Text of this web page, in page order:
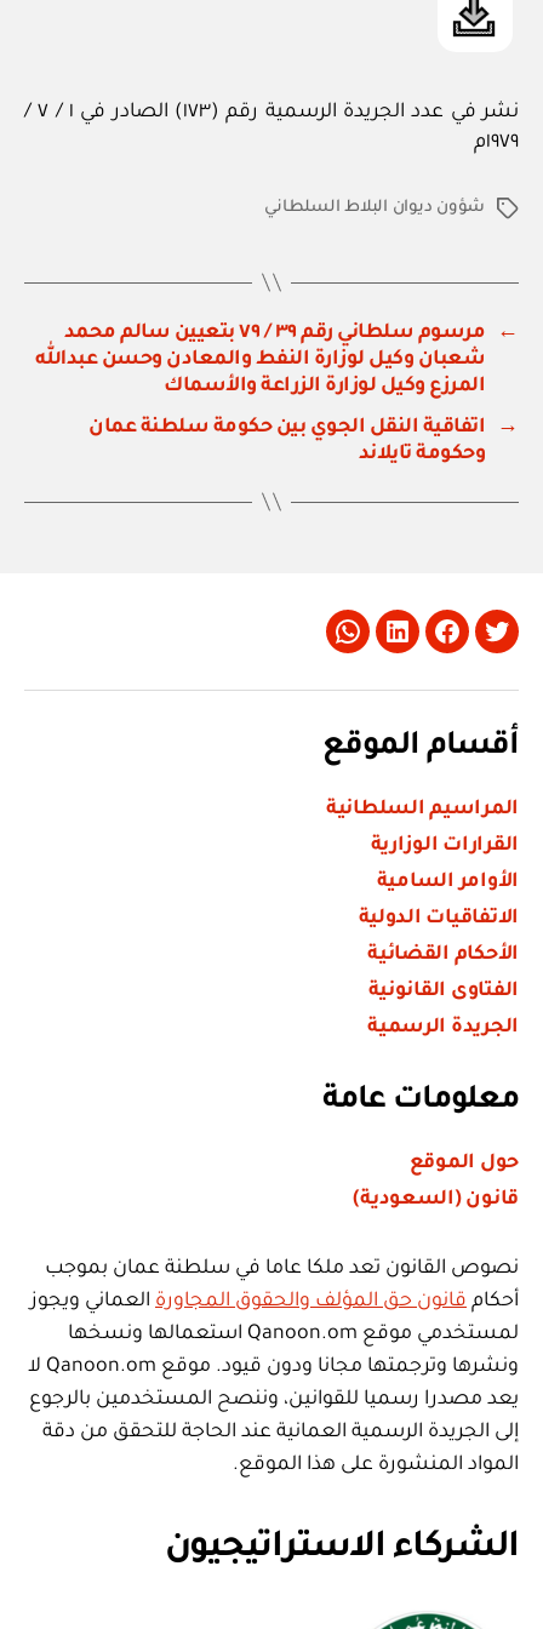
نشر في عدد الجريدة الرسمية رقم (١٧٣) الصادر في ١ / ٧ /
١٩٧٩م
الوسومشؤون ديوان البلاط السلطاني
←
مرسوم سلطاني رقم ٣٩ / ٧٩ بتعيين سالم محمد
شعبان وكيل لوزارة النفط والمعادن وحسن عبدالله
المرزع وكيل لوزارة الزراعة والأسماك
→
اتفاقية النقل الجوي بين حكومة سلطنة عمان
وحكومة تايلاند
Twitter
Facebook
LinkedIn
Whatsapp
أقسام الموقع
المراسيم السلطانية
القرارات الوزارية
الأوامر السامية
الاتفاقيات الدولية
الأحكام القضائية
الفتاوى القانونية
الجريدة الرسمية
معلومات عامة
حول الموقع
قانون (السعودية)
نصوص القانون تعد ملكا عاما في سلطنة عمان بموجب
أحكام قانون حق المؤلف والحقوق المجاورة العماني ويجوز
لمستخدمي موقع Qanoon.om استعمالها ونسخها
ونشرها وترجمتها مجانا ودون قيود. موقع Qanoon.om لا
يعد مصدرا رسميا للقوانين، وننصح المستخدمين بالرجوع
إلى الجريدة الرسمية العمانية عند الحاجة للتحقق من دقة
المواد المنشورة على هذا الموقع.
الشركاء الاستراتيجيون